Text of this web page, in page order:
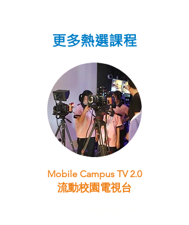
更多熱選課程
Mobile Campus TV 2.0
流動校園電視台